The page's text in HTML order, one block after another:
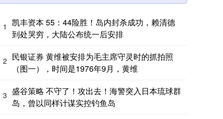
1
凯丰资本 55：44险胜！岛内封杀成功，赖清德
到处哭穷，大陆公布统一后安排
2 民银证券 黄维被安排为毛主席守灵时的抓拍照
（图一），时间是1976年9月，黄维
3 盛谷策略 不守了！攻出去！海警突入日本琉球群
岛，曾以同样计谋实控钓鱼岛